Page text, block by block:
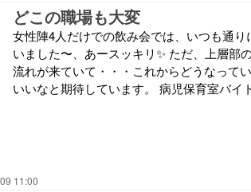
どこの職場も大変
女性陣4人だけでの飲み会では、いつも通
いました〜、あースッキリ✨ ただ、上層部
流れが来ていて・・・これからどうなって
いいなと期待しています。 病児保育室バイ
11:00